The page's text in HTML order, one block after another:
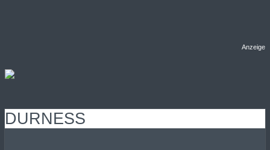
Anzeige
DURNESS